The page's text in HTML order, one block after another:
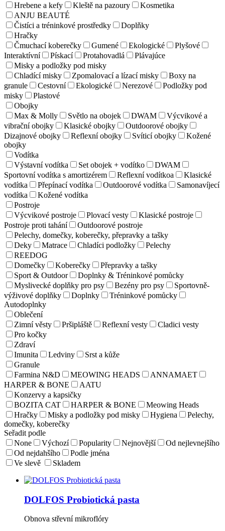
Hrebene a kefy
Kleště na pazoury
Kosmetika
ANJU BEAUTÉ
Čistíci a tréninkové prostředky
Doplňky
Hračky
Čmuchací koberečky
Gumené Ekologické
Plyšové
Interaktívní
Pískací Protahovadlá
Plávajúce
Misky a podložky pod misky
Chladící misky
Zpomalovací a lízací misky
Boxy na
granule
Cestovní Ekologické Nerezové
Podložky pod
misky
Plastové
Obojky
Max & Molly
Světlo na obojek DWAM
Výcvikové a
vibrační obojky
Klasické obojky
Outdoorové obojky
Dizajnové obojky
Reflexní obojky Svíticí obojky
Kožené
obojky
Vodítka
Výstavní vodítka
Set obojek + vodítko
DWAM
Sportovní vodítka s amortizérem
Reflexní vodítkoa
Klasické
vodítka
Přepínací vodítka Outdoorové vodítka
Samonavíjecí
vodítka
Kožené vodítka
Postroje
Výcvikové postroje
Plovací vesty
Klasické postroje
Postroje proti tahání
Outdoorové postroje
Pelechy, domečky, koberečky, přepravky a tašky
Deky
Matrace Chladíci podložky
Pelechy
REEDOG
Domečky
Koberečky
Přepravky a tašky
Sport & Outdoor
Doplnky & Tréninkové pomůcky
Myslivecké doplňky pro psy
Bezény pro psy
Sportovně-
výživové doplňky
Doplnky
Tréninkové pomůcky
Autodoplnky
Oblečení
Zimní věsty
Pršipláště Reflexní vesty
Cladici vesty
Pro kočky
Zdraví
Imunita
Ledviny
Srst a kůže
Granule
Farmina N&D
MEOWING HEADS
ANNAMAET
HARPER & BONE
AATU
Konzervy a kapsičky
BOZITA CAT
HARPER & BONE
Meowing Heads
Hračky
Misky a podložky pod misky Hygiena
Pelechy,
domečky, koberečky
Seřadit podle
None
Výchozí Popularity Nejnovější
Od nejlevnejšího
Od nejdahšího
Podle jména
Ve slevě
Skladem
DOLFOS Probiotická pasta
Obnova střevní mikroflóry